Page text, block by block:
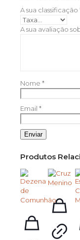
A sua classificação
A sua avaliação
Nome *
Email *
Produtos